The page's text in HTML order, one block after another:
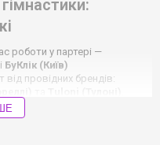
роботи у партері —
БуКлік (Київ)
провідних брендів: